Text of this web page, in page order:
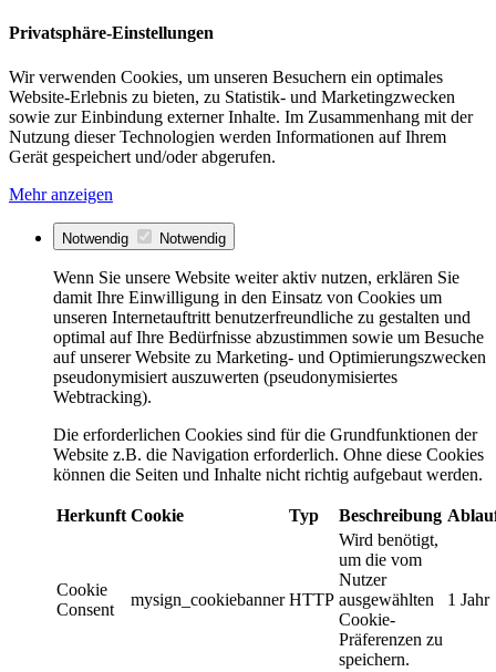
Privatsphäre-Einstellungen
Wir verwenden Cookies, um unseren Besuchern ein optimales
Website-Erlebnis zu bieten, zu Statistik- und Marketingzwecken
sowie zur Einbindung externer Inhalte. Im Zusammenhang mit der
Nutzung dieser Technologien werden Informationen auf Ihrem
Gerät gespeichert und/oder abgerufen.
Mehr anzeigen
Notwendig Notwendig
Wenn Sie unsere Website weiter aktiv nutzen, erklären Sie
damit Ihre Einwilligung in den Einsatz von Cookies um
unseren Internetauftritt benutzerfreundliche zu gestalten und
optimal auf Ihre Bedürfnisse abzustimmen sowie um Besuche
auf unserer Website zu Marketing- und Optimierungszwecken
pseudonymisiert auszuwerten (pseudonymisiertes
Webtracking).
Die erforderlichen Cookies sind für die Grundfunktionen der
Website z.B. die Navigation erforderlich. Ohne diese Cookies
können die Seiten und Inhalte nicht richtig aufgebaut werden.
Herkunft Cookie Typ Beschreibung
Cookie
Consent
mysign_cookiebanner HTTP
Wird benötigt,
um die vom
Nutzer
ausgewählten
Cookie-
Präferenzen zu
speichern.
1 Jahr